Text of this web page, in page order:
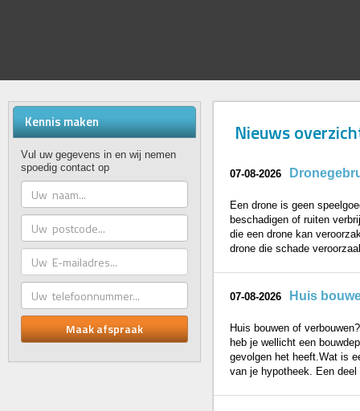
Kennis maken
Vul uw gegevens in en wij nemen
spoedig contact op
Nieuws
07-08-2026
Een drone is geen
beschadigen of ruiten
die een drone kan
drone die schade
07-08-2026 Huis
Huis bouwen of
heb je wellicht een
gevolgen het heeft.Wat is
van je hypotheek. Een